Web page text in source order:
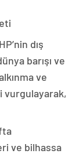
dış
barışı ve
ve
vurgulayarak,
ve bilhassa